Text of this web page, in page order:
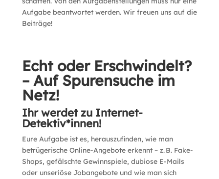
Aufgabe beantwortet werden. Wir freuen uns auf die
Beiträge!
Echt oder Erschwindelt?
– Auf Spurensuche im
Netz!
Ihr werdet zu Internet-
Detektiv*innen!
Eure Aufgabe ist es, herauszufinden, wie man
betrügerische Online-Angebote erkennt – z.B. Fake-
Shops, gefälschte Gewinnspiele, dubiose E-Mails
oder unseriöse Jobangebote und wie man sich